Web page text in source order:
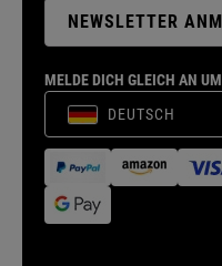
NEWSLETTER
MELDE DICH GLEICH AN
DEUTSCH